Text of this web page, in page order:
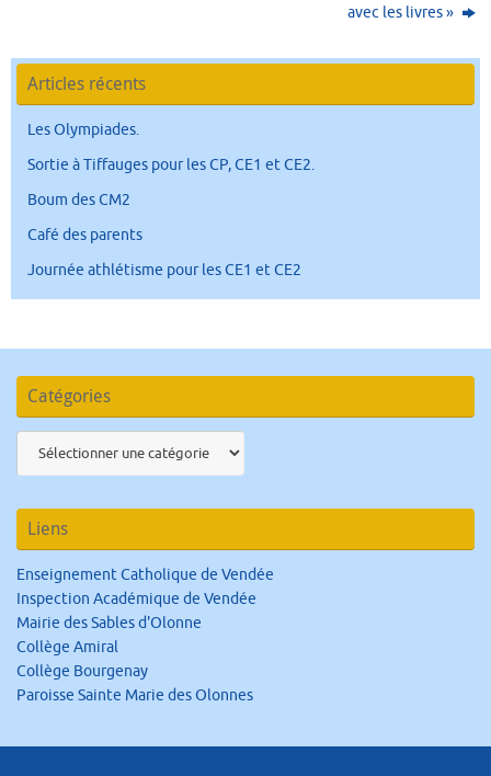
avec les livres »
Articles récents
Les Olympiades.
Sortie à Tiffauges pour les CP, CE1 et CE2.
Boum des CM2
Café des parents
Journée athlétisme pour les CE1 et CE2
Catégories
Liens
Enseignement Catholique de Vendée
Inspection Académique de Vendée
Mairie des Sables d'Olonne
Collège Amiral
Collège Bourgenay
Paroisse Sainte Marie des Olonnes